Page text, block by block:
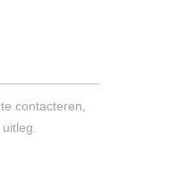
contacteren,